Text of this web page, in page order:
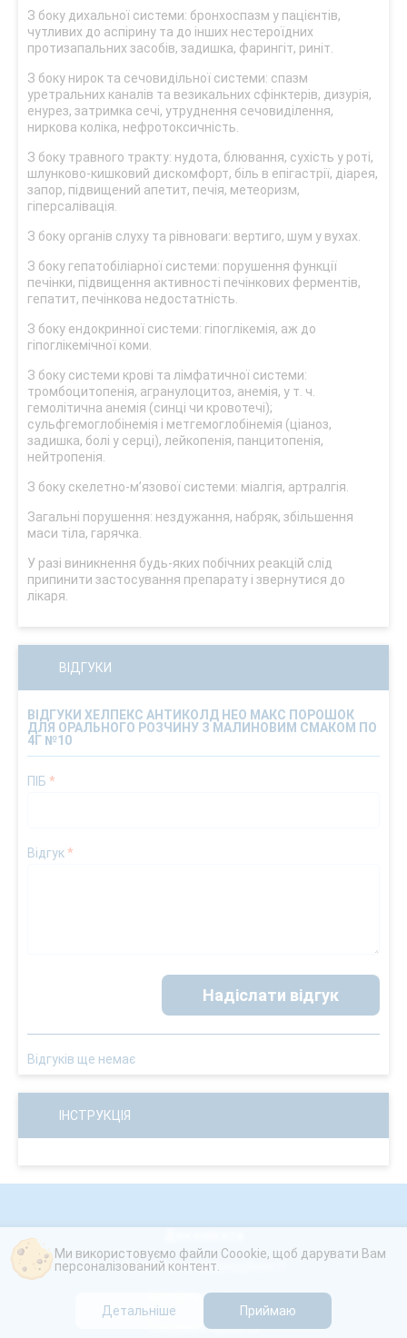
З боку дихальної системи: бронхоспазм у пацієнтів,
чутливих до аспірину та до інших нестероїдних
протизапальних засобів, задишка, фарингіт, риніт.
З боку нирок та сечовидільної системи: спазм
уретральних каналів та везикальних сфінктерів, дизурія,
енурез, затримка сечі, утруднення сечовиділення,
ниркова коліка, нефротоксичність.
З боку травного тракту: нудота, блювання, сухість у роті,
шлунково-кишковий дискомфорт, біль в епігастрії, діарея,
запор, підвищений апетит, печія, метеоризм,
гіперсалівація.
З боку органів слуху та рівноваги: вертиго, шум у вухах.
З боку гепатобіліарної системи: порушення функції
печінки, підвищення активності печінкових ферментів,
гепатит, печінкова недостатність.
З боку ендокринної системи: гіпоглікемія, аж до
гіпоглікемічної коми.
З боку системи крові та лімфатичної системи:
тромбоцитопенія, агранулоцитоз, анемія, у т. ч.
гемолітична анемія (синці чи кровотечі);
сульфгемоглобінемія і метгемоглобінемія (ціаноз,
задишка, болі у серці), лейкопенія, панцитопенія,
нейтропенія.
З боку скелетно-м’язової системи: міалгія, артралгія.
Загальні порушення: нездужання, набряк, збільшення
маси тіла, гарячка.
У разі виникнення будь-яких побічних реакцій слід
припинити застосування препарату і звернутися до
лікаря.
ВІДГУКИ
ВІДГУКИ ХЕЛПЕКС АНТИКОЛД НЕО МАКС ПОРОШОК
ДЛЯ ОРАЛЬНОГО РОЗЧИНУ З МАЛИНОВИМ СМАКОМ ПО
4Г №10
ПІБ *
Відгук*
Надіслати відгук
Відгуків ще немає
ІНСТРУКЦІЯ
Політика конфіденційності
Бонусна програма
Соціальні проєкти
Ми використовуємо файли Coookie, щоб дарувати Вам
персоналізований контент.
Детальніше Приймаю